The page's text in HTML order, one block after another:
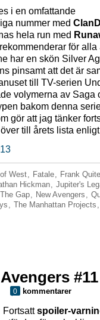
i en omfattande
nummer med
hela run med
för alla
har en skön Silver
pinsamt att det är
till TV-serien
volymerna av Saga
bakom denna
gör att jag tänker
till årets lista
West, Fatale, Frank
Hickman, Jupiter's
Gap, New Avengers ,
, The Manhattan Projects
#11
0 kommentarer
Fortsattspoiler-